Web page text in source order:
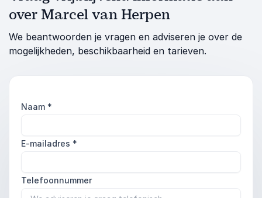
over Marcel van Herpen
We beantwoorden je vragen en adviseren je over de
mogelijkheden, beschikbaarheid en tarieven.
Naam *
E-mailadres *
Telefoonnummer